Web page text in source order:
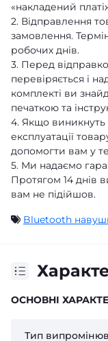
«накладений
2. Відправлення
замовлення.
робочих днів.
3. Перед
перевіряється і
комплекті ви
печаткою та
4. Якщо
експлуатації
допомогти вам у
5. Ми надаємо
Протягом 14 днів
вам не підійшов.
Bluetooth
ОСНОВНІ
Тип